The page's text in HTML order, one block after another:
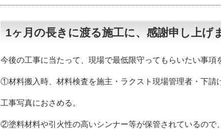
1ヶ月の長きに渡る施工に、感謝申し上げ
今後の工事に当たって、現場で最低限守ってもらいたい事項
①材料搬入時、材料検査を施主・ラクスト現場管理者・下請
工事写真におさめる。
②塗料材料や引火性の高いシンナー等が保管されているので、